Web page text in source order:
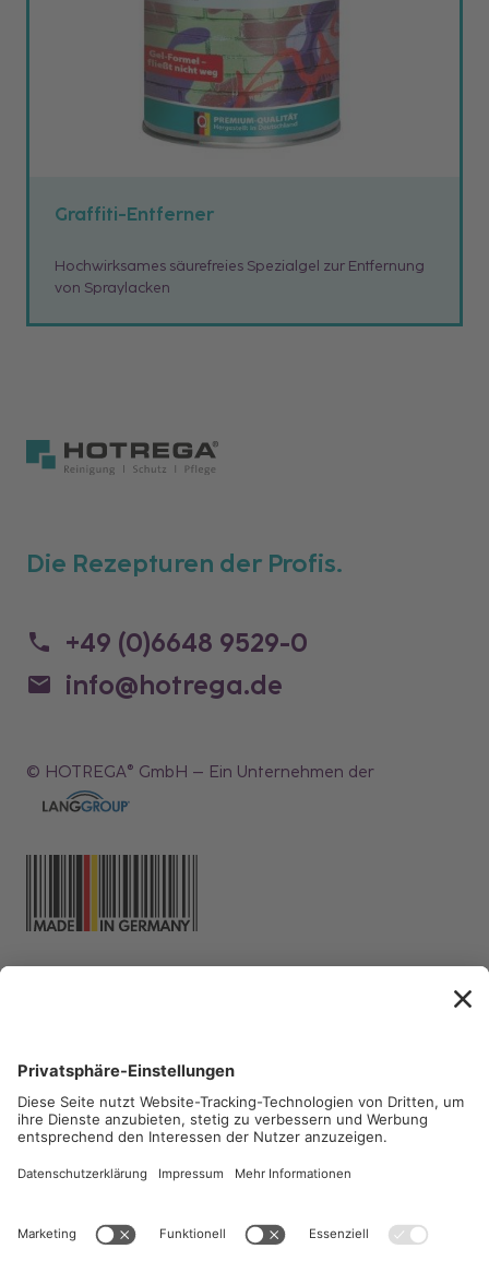
Graffiti-Entferner
Hochwirksames säurefreies Spezialgel zur Entfernung
von Spraylacken
Die Rezepturen der Profis.
+49 (0)6648 9529-0
info@hotrega.de
© HOTREGA® GmbH – Ein Unternehmen der
Abonnieren Sie unsere
CleanLetter-NEWS, um immer
die sauberste Lösung parat zu